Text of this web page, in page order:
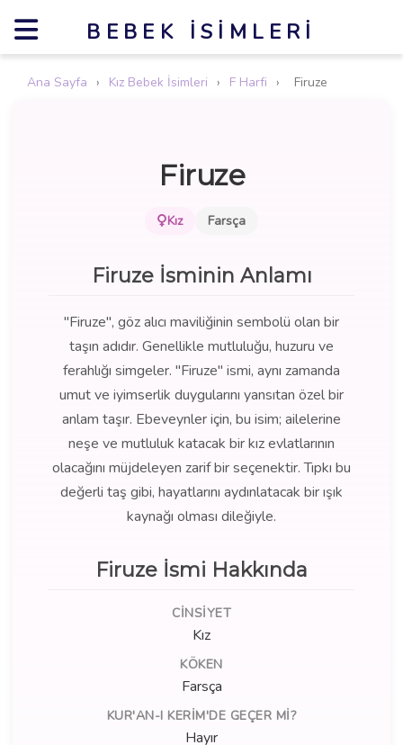
BEBEK İSIMLERI
Ana Sayfa › Kız Bebek İsimleri › F Harfi › Firuze
Firuze
Kız Farsça
Firuze İsminin Anlamı
"Firuze", göz alıcı maviliğinin sembolü olan bir
taşın adıdır. Genellikle mutluluğu, huzuru ve
ferahlığı simgeler. "Firuze" ismi, aynı zamanda
umut ve iyimserlik duygularını yansıtan özel bir
anlam taşır. Ebeveynler için, bu isim; ailelerine
neşe ve mutluluk katacak bir kız evlatlarının
olacağını müjdeleyen zarif bir seçenektir. Tıpkı bu
değerli taş gibi, hayatlarını aydınlatacak bir ışık
kaynağı olması dileğiyle.
Firuze İsmi Hakkında
CINSIYET
Kız
KÖKEN
Farsça
KUR'AN-I KERIM'DE GEÇER MI?
Hayır